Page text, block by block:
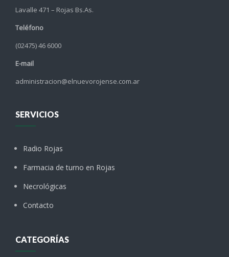
Lavalle 471 – Rojas Bs.As.
Teléfono
(02475) 46 6000
E-mail
administracion@elnuevorojense.com.ar
SERVICIOS
Radio Rojas
Farmacia de turno en Rojas
Necrológicas
Contacto
CATEGORÍAS